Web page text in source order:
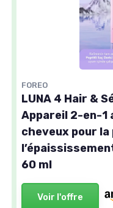
FOREO
LUNA 4 Hair &
Appareil 2-en-1
cheveux pour
60 ml
Voir l'offre